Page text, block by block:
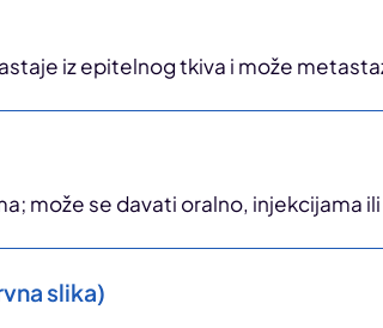
iz epitelnog tkiva i može
može se davati oralno, injekcijama
slika)